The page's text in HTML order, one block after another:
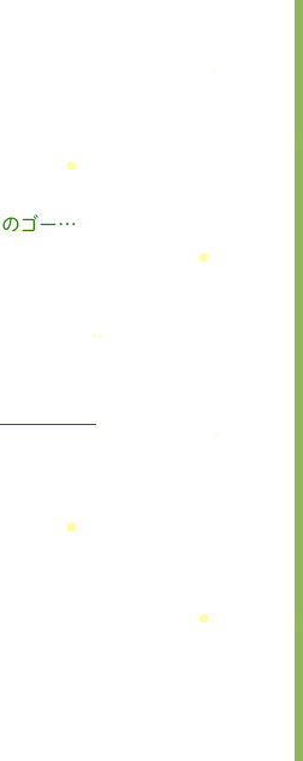
姿勢の基礎⑤「正しい姿勢のゴールを知る（正しい姿勢とは？）」